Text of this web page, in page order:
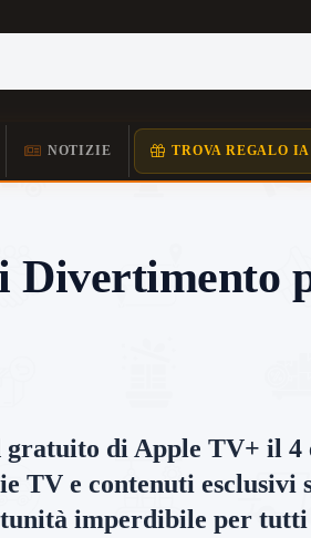
NOTIZIE TROVA REGALO IA
Divertimento
gratuito di Apple TV+ il 4
TV e contenuti esclusivi
imperdibile per